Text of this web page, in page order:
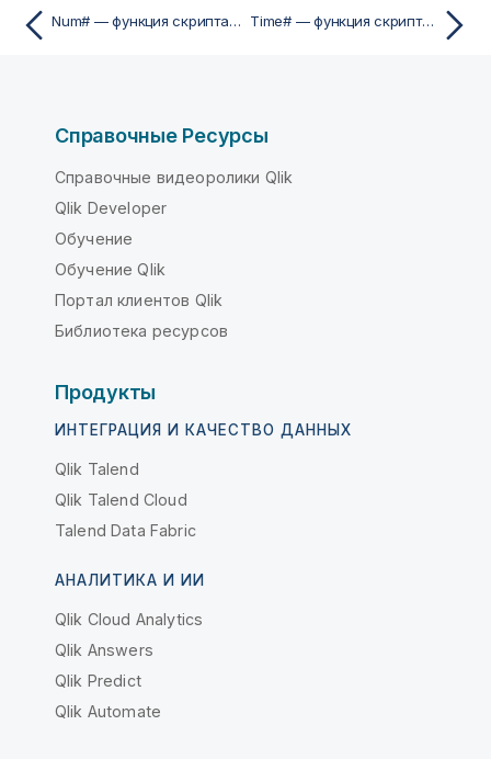
Num# — функция скриптa и диаграммы Time# — функция скриптa и диаграммы
Справочные Ресурсы
Справочные видеоролики Qlik
Qlik Developer
Обучение
Обучение Qlik
Портал клиентов Qlik
Библиотека ресурсов
Продукты
ИНТЕГРАЦИЯ И КАЧЕСТВО ДАННЫХ
Qlik Talend
Qlik Talend Cloud
Talend Data Fabric
АНАЛИТИКА И ИИ
Qlik Cloud Analytics
Qlik Answers
Qlik Predict
Qlik Automate